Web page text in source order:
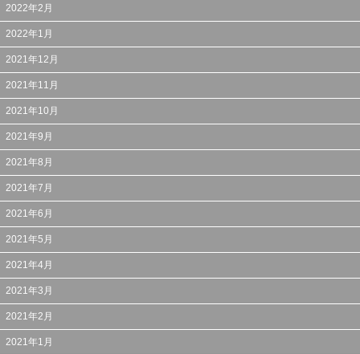
2022年2月
2022年1月
2021年12月
2021年11月
2021年10月
2021年9月
2021年8月
2021年7月
2021年6月
2021年5月
2021年4月
2021年3月
2021年2月
2021年1月